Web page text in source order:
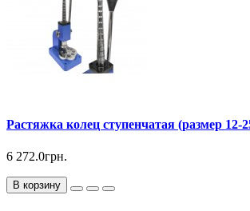
Растяжка колец ступенчатая (размер 12-
6 272.0грн.
В корзину